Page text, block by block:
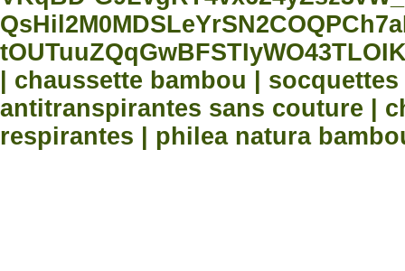
| chaussette bambou |
antitranspirantes sans couture |
respirantes | philea natura